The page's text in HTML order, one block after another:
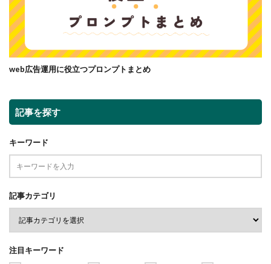
web広告運用に役立つプロンプトまとめ
記事を探す
キーワード
記事カテゴリ
注目キーワード